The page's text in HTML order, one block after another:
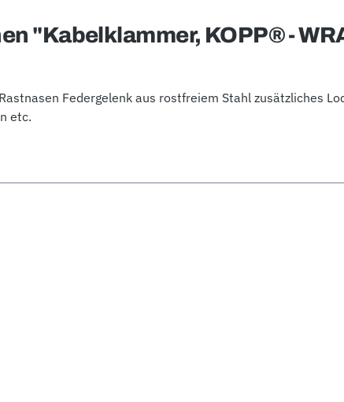
"Kabelklammer, KOPP® -
Federgelenk aus rostfreiem Stahl zusätzliches
etc.